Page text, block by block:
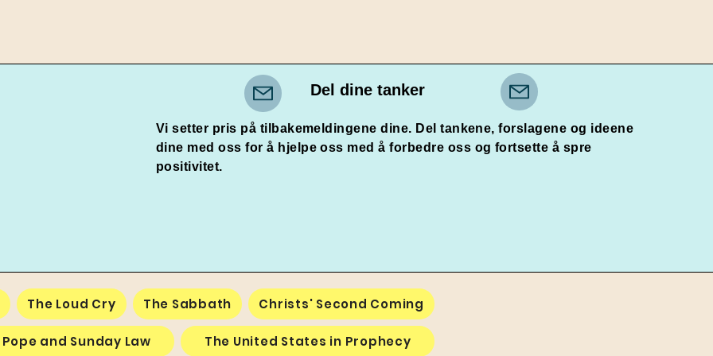
Del dine tanker
Vi setter pris på tilbakemeldingene dine. Del tankene, forslagene og ideene
dine med oss for å hjelpe oss med å forbedre oss og fortsette å spre
positivitet.
The Loud Cry The Sabbath Christs' Second Coming
Pope and Sunday Law The United States in Prophecy